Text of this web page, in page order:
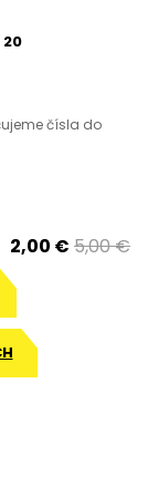
20
čísla do
2,00 € 5,00 €